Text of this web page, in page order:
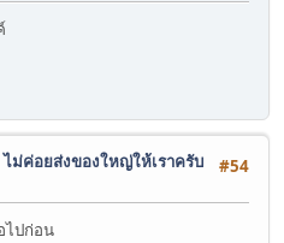
#54
ม่ค่อยส่งของใหญ่ให้เราครับ
ไปก่อน